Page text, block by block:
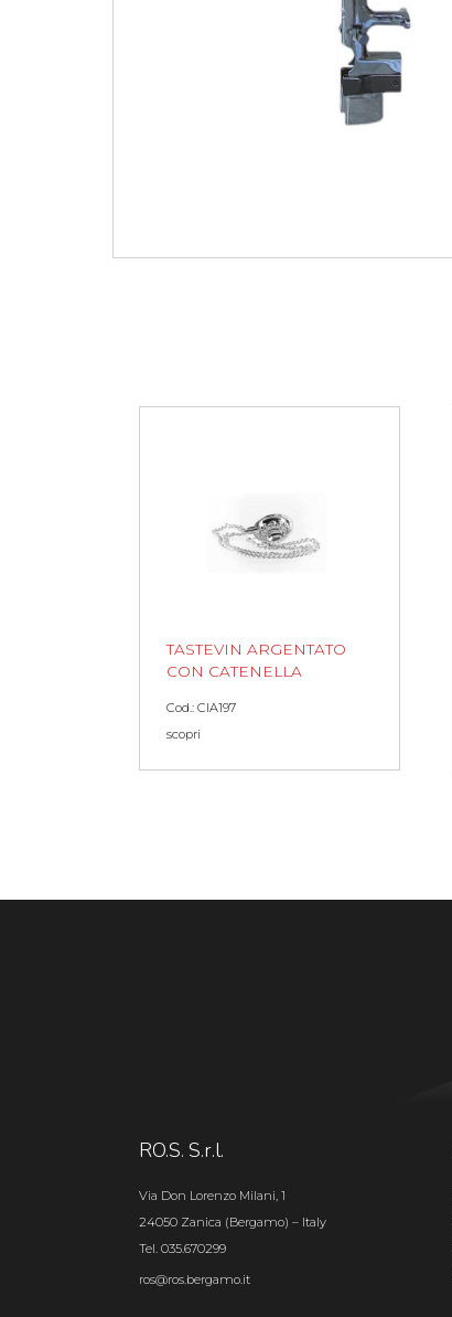
TASTEVIN ARGENTATO
CON CATENELLA
Cod.: CIA197
scopri
RO.S. S.r.l.
Via Don Lorenzo Milani, 1
24050 Zanica (Bergamo) – Italy
Tel. 035.670299
ros@ros.bergamo.it